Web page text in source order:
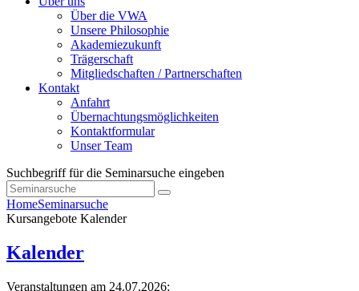
Über die VWA
Unsere Philosophie
Akademiezukunft
Trägerschaft
Mitgliedschaften / Partnerschaften
Kontakt
Anfahrt
Übernachtungsmöglichkeiten
Kontaktformular
Unser Team
Suchbegriff für die Seminarsuche eingeben
HomeSeminarsuche
Kursangebote Kalender
Kalender
Veranstaltungen am 24.07.2026: